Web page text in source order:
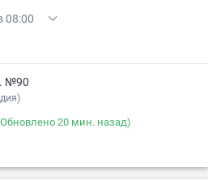
08:00
№90
20 мин. назад)